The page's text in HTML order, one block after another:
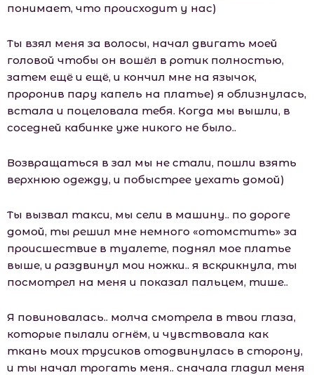
понимает, что происходит у нас)
Ты взял меня за волосы, начал двигать моей
головой чтобы он вошёл в ротик полностью,
затем ещё и ещё, и кончил мне на язычок,
проронив пару капель на платье) я облизнулась,
встала и поцеловала тебя. Когда мы вышли, в
соседней кабинке уже никого не было..
Возвращаться в зал мы не стали, пошли взять
верхнюю одежду, и побыстрее уехать домой)
Ты вызвал такси, мы сели в машину.. по дороге
домой, ты решил мне немного «отомстить» за
происшествие в туалете, поднял мое платье
выше, и раздвинул мои ножки.. я вскрикнула, ты
посмотрел на меня и показал пальцем, тише..
Я повиновалась.. молча смотрела в твои глаза,
которые пылали огнём, и чувствовала как
ткань моих трусиков отодвинулась в сторону,
и ты начал трогать меня.. сначала гладил меня